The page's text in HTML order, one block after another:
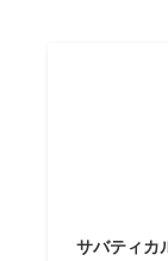
サバティカ